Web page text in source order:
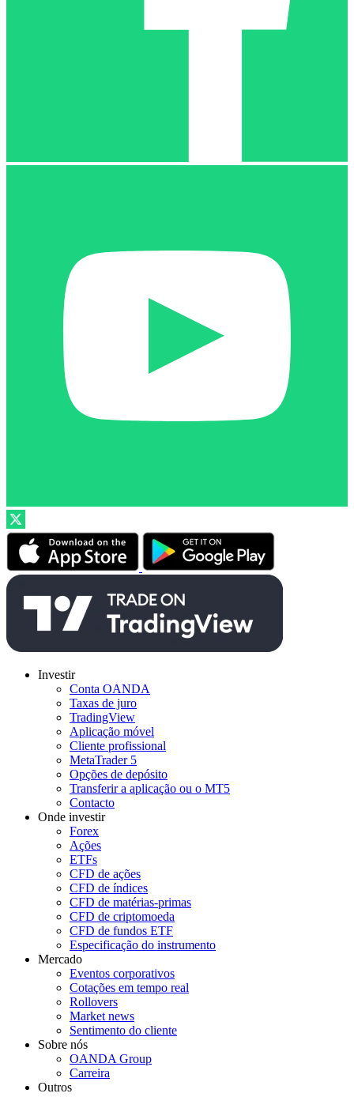
Investir
Conta OANDA
Taxas de juro
TradingView
Aplicação móvel
Cliente profissional
MetaTrader 5
Opções de depósito
Transferir a aplicação ou o MT5
Contacto
Onde investir
Forex
Ações
ETFs
CFD de ações
CFD de índices
CFD de matérias-primas
CFD de criptomoeda
CFD de fundos ETF
Especificação do instrumento
Mercado
Eventos corporativos
Cotações em tempo real
Rollovers
Market news
Sentimento do cliente
Sobre nós
OANDA Group
Carreira
Outros